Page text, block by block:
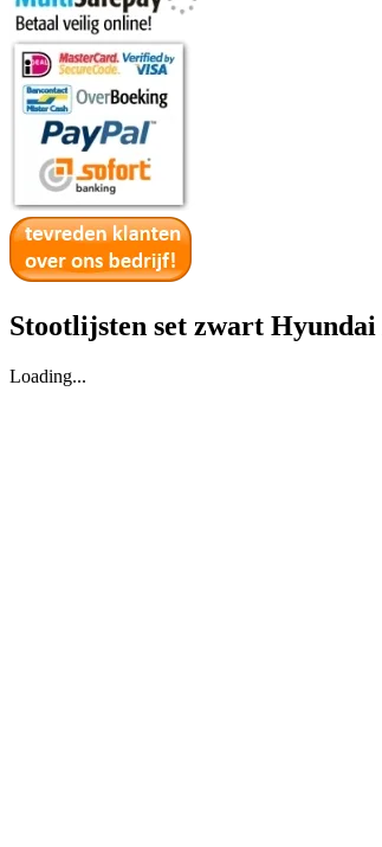
Stootlijsten set zwart Hyundai
Loading...